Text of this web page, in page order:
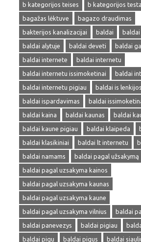
b kategorijos teises
b kategorijos
bagažas lėktuve
bagazo draudimas
bakterijos kanalizacijai
baldai baldai
baldai alytuje
baldai deveti
baldai
baldai internete
baldai internetu
baldai internetu issimoketinai
baldai
baldai internetu pigiau
baldai is lenkijos
baldai ispardavimas
baldai
baldai kaina
baldai kaunas
baldai
baldai kaune pigiau
baldai klaipeda
baldai klasikiniai
baldai lt internetu
baldai namams
baldai pagal užsakymą
baldai pagal uzsakyma kainos
baldai pagal uzsakyma kaunas
baldai pagal uzsakyma kaune
baldai pagal uzsakyma vilnius
baldai
baldai panevezys
baldai pigiau
baldai pigu
baldai pigus baldai